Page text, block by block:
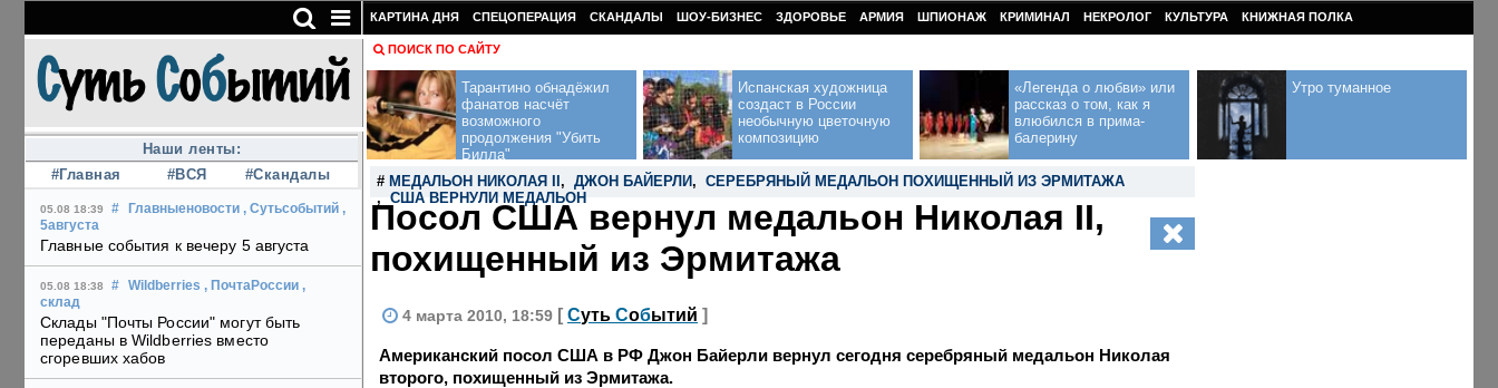
Наши ленты:
#Главная
#ВСЯ #Скандалы
05.08 18:39 # Главныеновости , Сутьсобытий ,
5августа
Главные события к вечеру 5 августа
05.08 18:38 # Wildberries , ПочтаРоссии ,
склад
Склады "Почты России" могут быть
переданы в Wildberries вместо
сгоревших хабов
КАРТИНА ДНЯ СПЕЦОПЕРАЦИЯ СКАНДАЛЫ ШОУ-БИЗНЕС ЗДОРОВЬЕ АРМИЯ ШПИОНАЖ КРИМИНАЛ НЕКРОЛОГ КУЛЬТУРА КНИЖНАЯ ПОЛКА
ПОИСК ПО САЙТУ
Тарантино обнадёжил
фанатов насчёт
возможного
продолжения "Убить
Билла"
Испанская художница
создаст в России
необычную цветочную
композицию
«Легенда о любви» или
рассказ о том, как я
влюбился в прима-
балерину
Утро туманное
# МЕДАЛЬОН НИКОЛАЯ II , ДЖОН БАЙЕРЛИ , СЕРЕБРЯНЫЙ МЕДАЛЬОН ПОХИЩЕННЫЙ ИЗ ЭРМИТАЖА
, США ВЕРНУЛИ МЕДАЛЬОН
Посол США вернул медальон Николая II,
похищенный из Эрмитажа
4 марта 2010, 18:59 [ Суть Событий ]
Американский посол США в РФ Джон Байерли вернул сегодня серебряный медальон Николая
второго, похищенный из Эрмитажа.